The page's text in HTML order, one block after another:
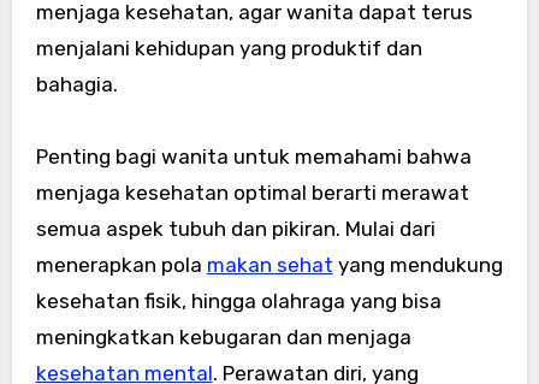
menjaga kesehatan, agar wanita dapat terus
menjalani kehidupan yang produktif dan
bahagia.
Penting bagi wanita untuk memahami bahwa
menjaga kesehatan optimal berarti merawat
semua aspek tubuh dan pikiran. Mulai dari
menerapkan pola makan sehat yang mendukung
kesehatan fisik, hingga olahraga yang bisa
meningkatkan kebugaran dan menjaga
kesehatan mental. Perawatan diri, yang